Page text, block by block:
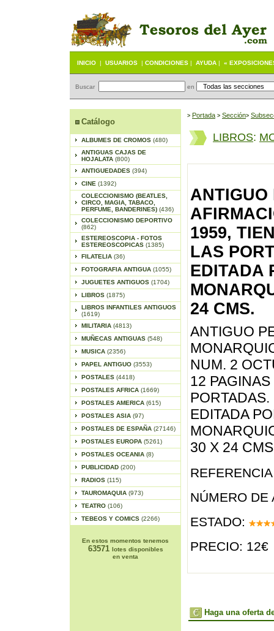
INICIO | USUARIOS | CONDICIONES | AYUDA | «
Buscar en
Catálogo
ALBUMES DE CROMOS (480)
ANTIGUAS CAJAS DE
HOJALATA (800)
ANTIGUEDADES (394)
CINE (1392)
COLECCIONISMO (BEATLES,
CIRCO, MAGIA, TABACO,
PERFUME, BANDERINES) (436)
COLECCIONISMO DEPORTIVO
(862)
ESTEREOSCOPIA - FOTOS
ESTEREOSCOPICAS (1385)
FILATELIA (36)
FOTOGRAFIA ANTIGUA (1055)
JUGUETES ANTIGUOS (1704)
LIBROS (1875)
LIBROS INFANTILES ANTIGUOS
(1619)
MILITARIA (4813)
MUÑECAS ANTIGUAS (548)
MUSICA (2356)
PAPEL ANTIGUO (3553)
POSTALES (4418)
POSTALES AFRICA (1669)
POSTALES AMERICA (615)
POSTALES ASIA (97)
POSTALES DE ESPAÑA (27146)
POSTALES EUROPA (5261)
POSTALES OCEANIA (8)
PUBLICIDAD (200)
RADIOS (115)
TAUROMAQUIA (973)
TEATRO (106)
TEBEOS Y COMICS (2266)
En estos momentos tenemos
63571 lotes disponibles
en venta
> Portada > Sección>
LIBROS:
ANTIGUO
1959,
LAS
EDITADA
24 CMS.
ANTIGUO
NUM. 2
12
PORTADAS.
EDITADA
30 X 24
NÚMERO DE
ESTADO:
PRECIO: 12€
Haga una oferta